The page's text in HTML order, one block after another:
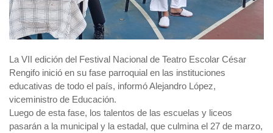
La VII edición del Festival Nacional de Teatro Escolar César
Rengifo inició en su fase parroquial en las instituciones
educativas de todo el país, informó Alejandro López,
viceministro de Educación.
Luego de esta fase, los talentos de las escuelas y liceos
pasarán a la municipal y la estadal, que culmina el 27 de marzo,